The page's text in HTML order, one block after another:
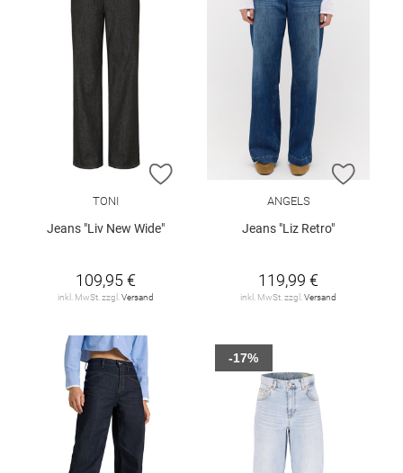
ZUR WUNSCHLISTE HINZUFÜGEN
TONI
Jeans "Liv New Wide"
109,95 €
inkl. MwSt. zzgl.Versand
ZUR
ANGELS
Jeans "Liz Retro"
119,99 €
inkl. MwSt. zzgl.Versand
-17%